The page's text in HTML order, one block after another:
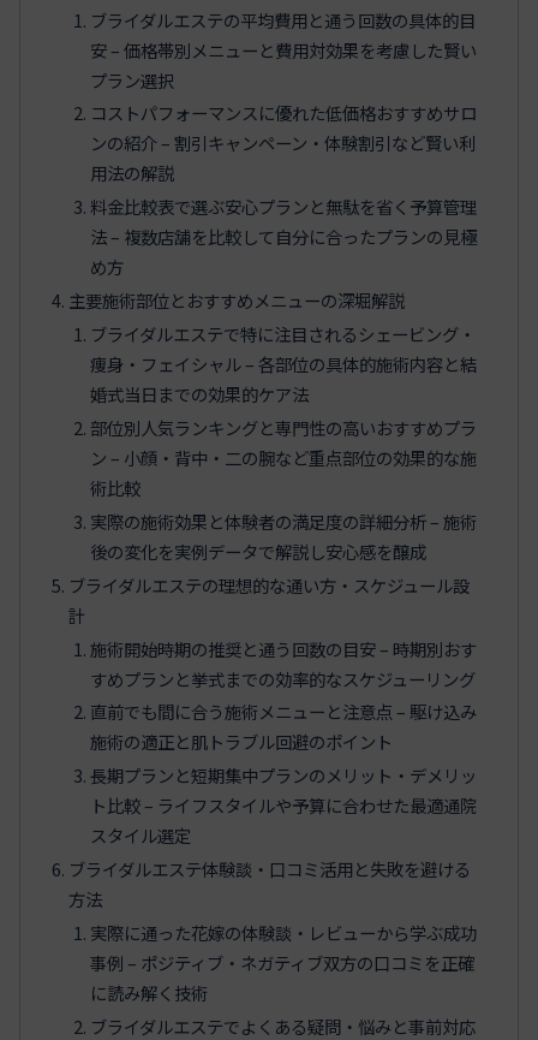
ブライダルエステの平均費用と通う回数の具体的目
安 – 価格帯別メニューと費用対効果を考慮した賢い
プラン選択
コストパフォーマンスに優れた低価格おすすめサロ
ンの紹介 – 割引キャンペーン・体験割引など賢い利
用法の解説
料金比較表で選ぶ安心プランと無駄を省く予算管理
法 – 複数店舗を比較して自分に合ったプランの見極
め方
主要施術部位とおすすめメニューの深堀解説
ブライダルエステで特に注目されるシェービング・
痩身・フェイシャル – 各部位の具体的施術内容と結
婚式当日までの効果的ケア法
部位別人気ランキングと専門性の高いおすすめプラ
ン – 小顔・背中・二の腕など重点部位の効果的な施
術比較
実際の施術効果と体験者の満足度の詳細分析 – 施術
後の変化を実例データで解説し安心感を醸成
ブライダルエステの理想的な通い方・スケジュール設
計
施術開始時期の推奨と通う回数の目安 – 時期別おす
すめプランと挙式までの効率的なスケジューリング
直前でも間に合う施術メニューと注意点 – 駆け込み
施術の適正と肌トラブル回避のポイント
長期プランと短期集中プランのメリット・デメリッ
ト比較 – ライフスタイルや予算に合わせた最適通院
スタイル選定
ブライダルエステ体験談・口コミ活用と失敗を避ける
方法
実際に通った花嫁の体験談・レビューから学ぶ成功
事例 – ポジティブ・ネガティブ双方の口コミを正確
に読み解く技術
ブライダルエステでよくある疑問・悩みと事前対応